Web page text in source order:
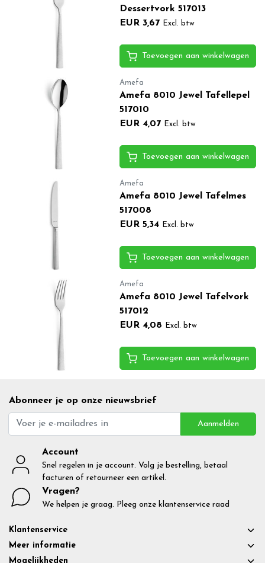
Dessertvork 517013
EUR 3,67
Excl. btw
Toevoegen aan winkelwagen
Amefa
Amefa 8010 Jewel Tafellepel
517010
EUR 4,07
Excl. btw
Toevoegen aan winkelwagen
Amefa
Amefa 8010 Jewel Tafelmes
517008
EUR 5,34
Excl. btw
Toevoegen aan winkelwagen
Amefa
Amefa 8010 Jewel Tafelvork
517012
EUR 4,08
Excl. btw
Toevoegen aan winkelwagen
Abonneer je op onze nieuwsbrief
Aanmelden
Account
Snel regelen in je account. Volg je bestelling, betaal
facturen of retourneer een artikel.
Vragen?
We helpen je graag. Pleeg onze klantenservice raad
Klantenservice
Meer informatie
Mogelijkheden